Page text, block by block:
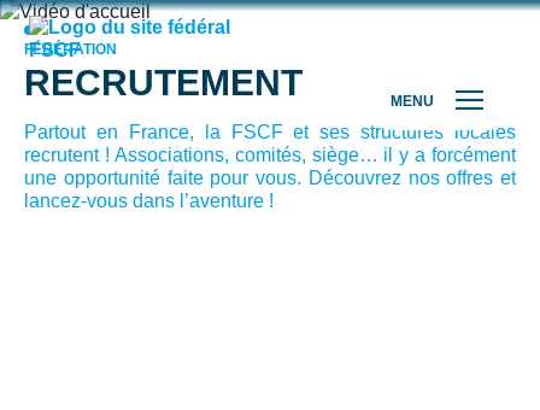
MENU
FÉDÉRATION
RECRUTEMENT
Partout en France, la FSCF et ses structures locales
recrutent ! Associations, comités, siège… il y a forcément
une opportunité faite pour vous. Découvrez nos offres et
lancez-vous dans l’aventure !